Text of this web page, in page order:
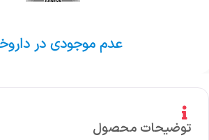
عدم موجودی در
توضیحات محصول